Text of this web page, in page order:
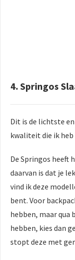
4. Springos
Dit is de lichtste
kwaliteit die ik
De Springos heeft
daarvan is dat je
vind ik deze
bent. Voor
hebben, maar qua
hebben, kies dan
stopt deze met